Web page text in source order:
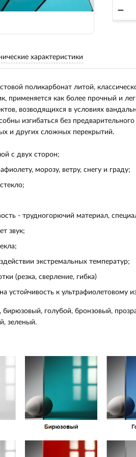
–
характеристики
поликарбонат литой,
применяется как более прочный и
возводящихся в условиях
изгибаться без
и других сложных перекрытий.
с двух сторон;
морозу, ветру, снегу и граду;
- трудногорючий материал,
звук;
экстремальных температур;
(резка, сверление, гибка)
на устойчивость к ультрафиолетовому
бирюзовый, голубой, бронзовый,
зеленый.